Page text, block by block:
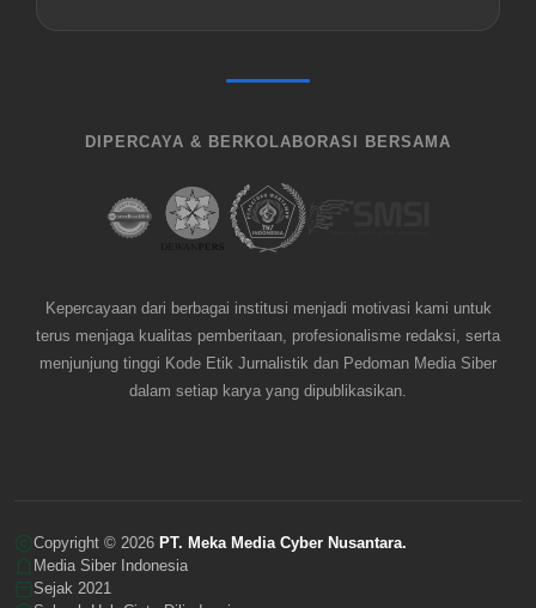
DIPERCAYA & BERKOLABORASI BERSAMA
Kepercayaan dari berbagai institusi menjadi motivasi kami untuk
terus menjaga kualitas pemberitaan, profesionalisme redaksi, serta
menjunjung tinggi Kode Etik Jurnalistik dan Pedoman Media Siber
dalam setiap karya yang dipublikasikan.
Copyright © 2026 PT. Meka Media Cyber Nusantara.
Media Siber Indonesia
Sejak 2021